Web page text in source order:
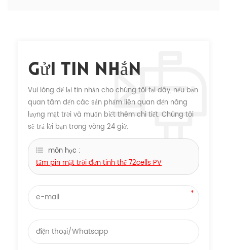
Gửi Tin Nhắn
Vui lòng để lại tin nhắn cho chúng tôi tại đây, nếu bạn
quan tâm đến các sản phẩm liên quan đến năng
lượng mặt trời và muốn biết thêm chi tiết. Chúng tôi
sẽ trả lời bạn trong vòng 24 giờ.
môn học :
tấm pin mặt trời đơn tinh thể 72cells PV